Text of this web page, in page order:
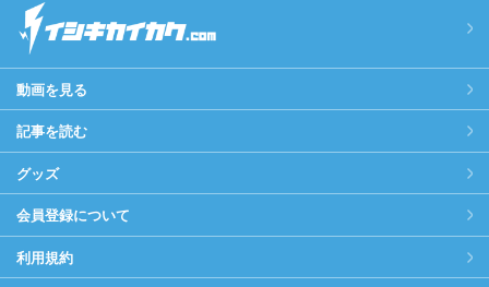
動画を見る
記事を読む
グッズ
会員登録について
利用規約